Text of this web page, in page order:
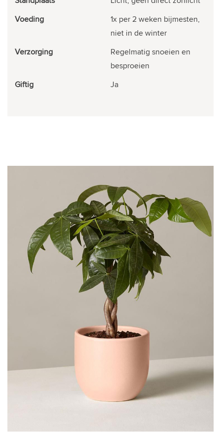
Voeding
1x per 2 weken bijmesten,
niet in de winter
Verzorging
Regelmatig snoeien en
besproeien
Giftig
Ja